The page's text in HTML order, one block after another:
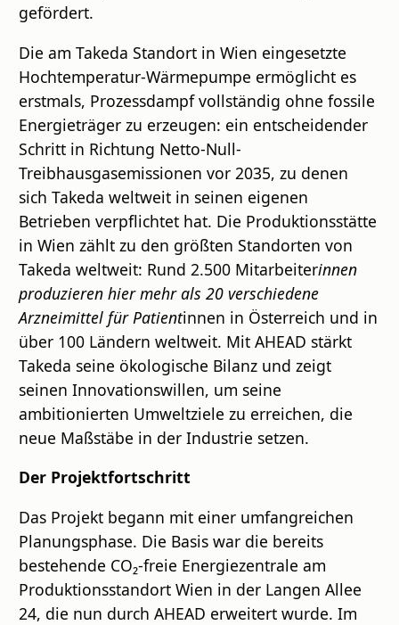
gefördert.
Die am Takeda Standort in Wien eingesetzte
Hochtemperatur-Wärmepumpe ermöglicht es
erstmals, Prozessdampf vollständig ohne fossile
Energieträger zu erzeugen: ein entscheidender
Schritt in Richtung Netto-Null-
Treibhausgasemissionen vor 2035, zu denen
sich Takeda weltweit in seinen eigenen
Betrieben verpflichtet hat. Die Produktionsstätte
in Wien zählt zu den größten Standorten von
Takeda weltweit: Rund 2.500 Mitarbeiterinnen
produzieren hier mehr als 20 verschiedene
Arzneimittel für Patientinnen in Österreich und in
über 100 Ländern weltweit. Mit AHEAD stärkt
Takeda seine ökologische Bilanz und zeigt
seinen Innovationswillen, um seine
ambitionierten Umweltziele zu erreichen, die
neue Maßstäbe in der Industrie setzen.
Der Projektfortschritt
Das Projekt begann mit einer umfangreichen
Planungsphase. Die Basis war die bereits
bestehende CO₂-freie Energiezentrale am
Produktionsstandort Wien in der Langen Allee
24, die nun durch AHEAD erweitert wurde. Im